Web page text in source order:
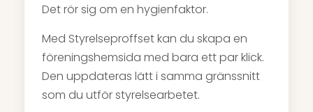
Det rör sig om en hygienfaktor.
Med Styrelseproffset kan du skapa en
föreningshemsida med bara ett par klick.
Den uppdateras lätt i samma gränssnitt
som du utför styrelsearbetet.